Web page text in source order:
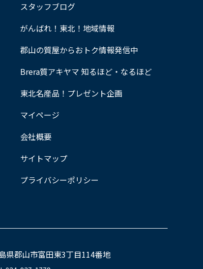
スタッフブログ
がんばれ！東北！地域情報
郡山の質屋からおトク情報発信中
Brera質アキヤマ 知るほど・なるほど
東北名産品！プレゼント企画
マイページ
会社概要
サイトマップ
プライバシーポリシー
県郡山市富田東3丁目114番地